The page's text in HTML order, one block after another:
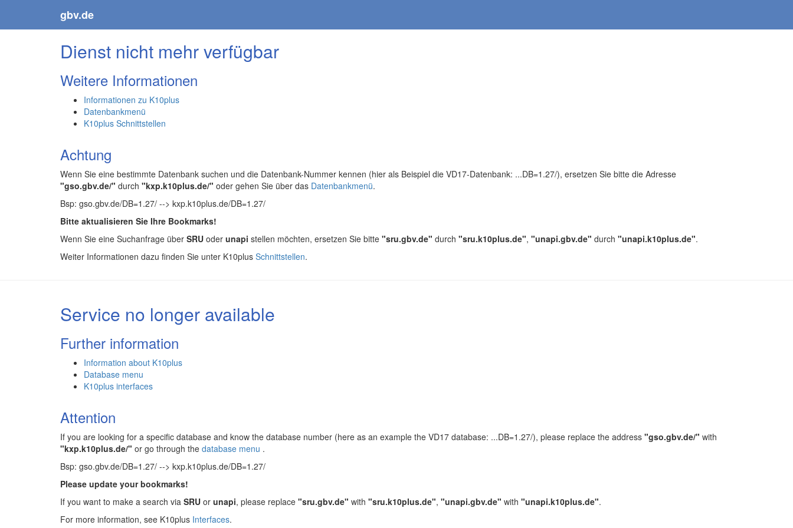
gbv.de
Dienst nicht mehr verfügbar
Weitere Informationen
Informationen zu K10plus
Datenbankmenü
K10plus Schnittstellen
Achtung
Wenn Sie eine bestimmte Datenbank suchen und die Datenbank-Nummer kennen (hier als Beispiel die VD17-Datenbank: ...DB=1.27/), ersetzen Sie bitte die Adresse
"gso.gbv.de/" durch "kxp.k10plus.de/" oder gehen Sie über das Datenbankmenü.
Bsp: gso.gbv.de/DB=1.27/ --> kxp.k10plus.de/DB=1.27/
Bitte aktualisieren Sie Ihre Bookmarks!
Wenn Sie eine Suchanfrage über SRU oder unapi stellen möchten, ersetzen Sie bitte "sru.gbv.de" durch "sru.k10plus.de", "unapi.gbv.de" durch "unapi.k10plus.de".
Weiter Informationen dazu finden Sie unter K10plus Schnittstellen.
Service no longer available
Further information
Information about K10plus
Database menu
K10plus interfaces
Attention
If you are looking for a specific database and know the database number (here as an example the VD17 database: ...DB=1.27/), please replace the address "gso.gbv.de/" with
"kxp.k10plus.de/" or go through the database menu .
Bsp: gso.gbv.de/DB=1.27/ --> kxp.k10plus.de/DB=1.27/
Please update your bookmarks!
If you want to make a search via SRU or unapi, please replace "sru.gbv.de" with "sru.k10plus.de", "unapi.gbv.de" with "unapi.k10plus.de".
For more information, see K10plus Interfaces.